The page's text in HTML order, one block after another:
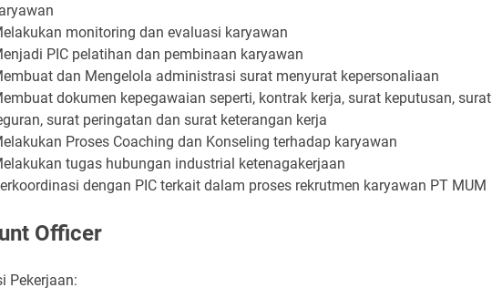
monitoring dan evaluasi karyawan
PIC pelatihan dan pembinaan karyawan
dan Mengelola administrasi surat menyurat kepersonaliaan
dokumen kepegawaian seperti, kontrak kerja, surat keputusan, surat
surat peringatan dan surat keterangan kerja
Proses Coaching dan Konseling terhadap karyawan
tugas hubungan industrial ketenagakerjaan
dengan PIC terkait dalam proses rekrutmen karyawan PT MUM
Officer
Pekerjaan: